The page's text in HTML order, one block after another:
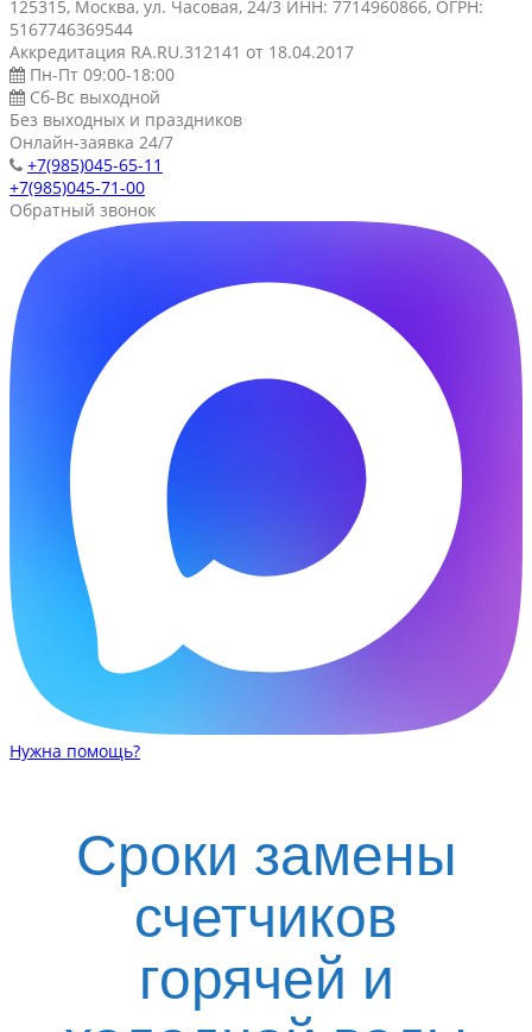
125315, Москва, ул. Часовая, 24/3 ИНН: 7714960866, ОГРН:
5167746369544
Аккредитация RA.RU.312141 от 18.04.2017
Пн-Пт 09:00-18:00
Сб-Вс выходной
Без выходных и праздников
Онлайн-заявка 24/7
+7(985)045-65-11
+7(985)045-71-00
Обратный звонок
Нужна помощь?
Сроки замены
счетчиков
горячей и